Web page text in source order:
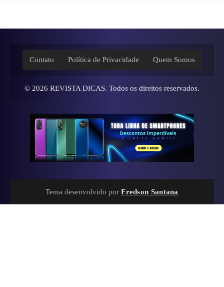
Contato Política de Privacidade Quem Somos
© 2026 REVISTA DICAS. Todos os direitos reservados.
Tema desenvolvido por Fredson Santana